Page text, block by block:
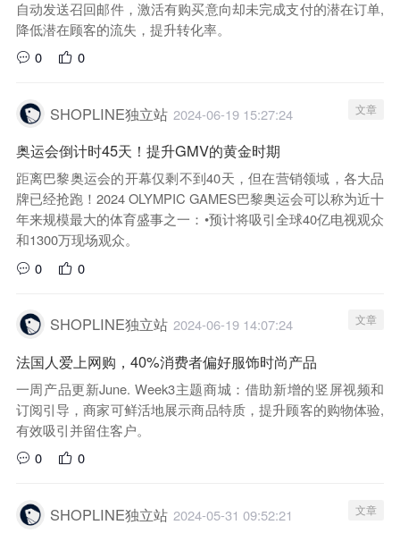
自动发送召回邮件，激活有购买意向却未完成支付的潜在订单,
降低潜在顾客的流失，提升转化率。
0
0
SHOPLINE独立站 2024-06-19 15:27:24 文章
奥运会倒计时45天！提升GMV的黄金时期
距离巴黎奥运会的开幕仅剩不到40天，但在营销领域，各大品
牌已经抢跑！2024 OLYMPIC GAMES巴黎奥运会可以称为近十
年来规模最大的体育盛事之一：•预计将吸引全球40亿电视观众
和1300万现场观众。
0
0
SHOPLINE独立站 2024-06-19 14:07:24 文章
法国人爱上网购，40%消费者偏好服饰时尚产品
一周产品更新June. Week3主题商城：借助新增的竖屏视频和
订阅引导，商家可鲜活地展示商品特质，提升顾客的购物体验,
有效吸引并留住客户。
0
0
SHOPLINE独立站 2024-05-31 09:52:21 文章